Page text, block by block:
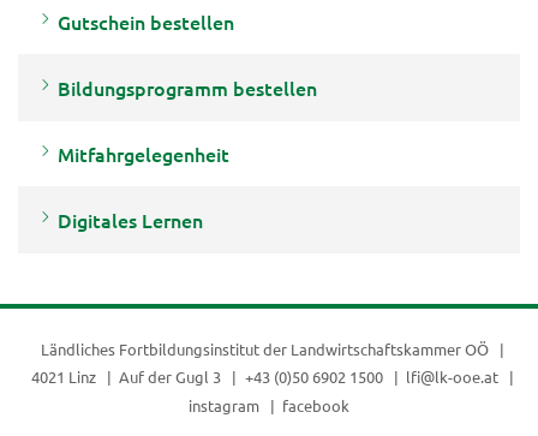
Gutschein bestellen
Bildungsprogramm bestellen
Mitfahrgelegenheit
Digitales Lernen
Ländliches Fortbildungsinstitut der Landwirtschaftskammer OÖ
4021 Linz
Auf der Gugl 3 +43 (0)50 6902 1500
lfi@lk-ooe.at
instagram
facebook